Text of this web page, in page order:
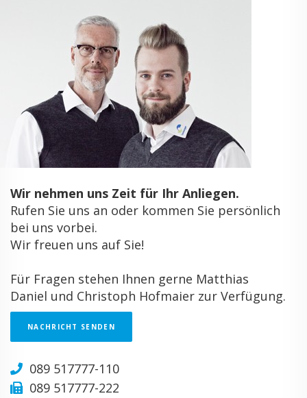
Wir nehmen uns Zeit für Ihr Anliegen.
Rufen Sie uns an oder kommen Sie persönlich
bei uns vorbei.
Wir freuen uns auf Sie!
Für Fragen stehen Ihnen gerne Matthias
Daniel und Christoph Hofmaier zur Verfügung.
NACHRICHT SENDEN
089 517777-110
089 517777-222